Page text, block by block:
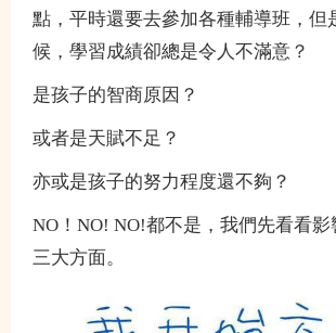
點，平時還要去參加各種輔導班，但
候，學習成績卻總是令人不滿意？
是孩子的智商原因？
或者是天賦不足？
亦或是孩子的努力程度還不夠？
NO！NO! NO!都不是，我們先看看
三大方面。